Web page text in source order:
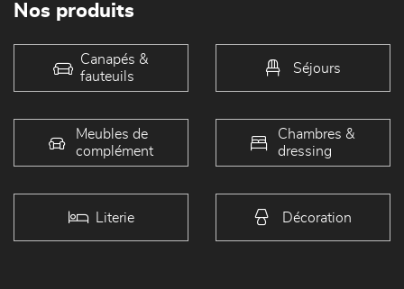
Nos produits
Canapés &
fauteuils
Séjours
Meubles de
complément
Chambres &
dressing
Literie Décoration